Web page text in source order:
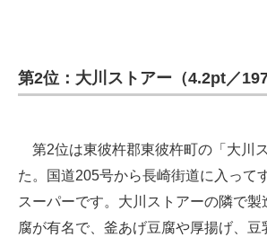
第2位：大川ストアー（4.2pt／197
第2位は東彼杵郡東彼杵町の「大川
た。国道205号から長崎街道に入って
スーパーです。大川ストアーの隣で製
腐が有名で、釜あげ豆腐や厚揚げ、豆